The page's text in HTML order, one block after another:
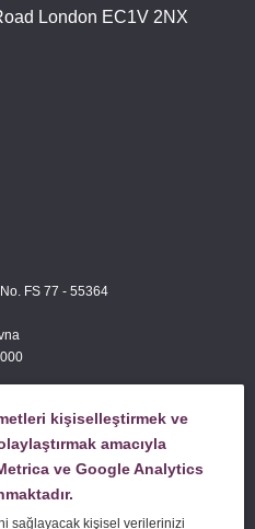
London EC1V 2NX
FS 77 - 55364
kişiselleştirmek ve
amacıyla
ve Google Analytics
sağlayacak kişisel verilerinizi